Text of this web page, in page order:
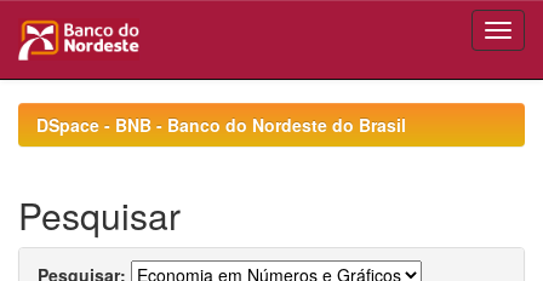
navigationDSpace - BNB - Banco do Nordeste do Brasil
Pesquisar
Pesquisar: